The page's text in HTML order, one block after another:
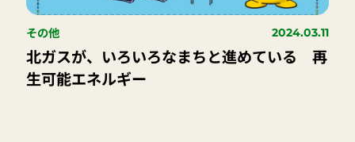
その他 2024.03.11
北ガスが、いろいろなまちと進めている 再
生可能エネルギー